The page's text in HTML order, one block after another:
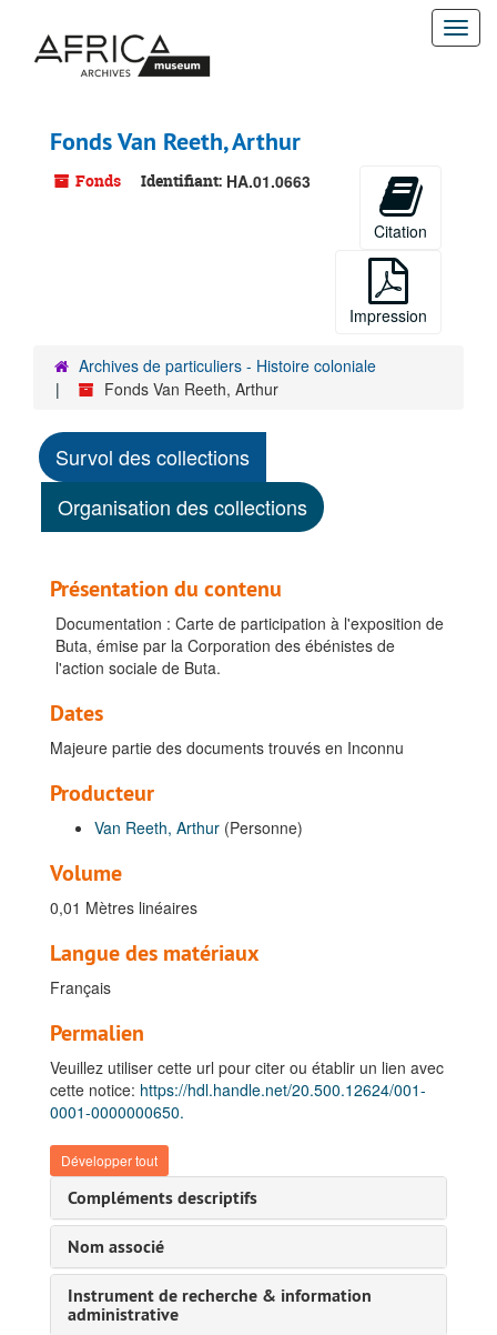
contenu
Fonds Van Reeth, Arthur
Fonds Identifiant: HA.01.0663
Citation
Impression
Archives de particuliers - Histoire coloniale
Fonds Van Reeth, Arthur
Survol des collections
Organisation des collections
Présentation du contenu
Documentation : Carte de participation à l'exposition de
Buta, émise par la Corporation des ébénistes de
l'action sociale de Buta.
Dates
Majeure partie des documents trouvés en Inconnu
Producteur
Van Reeth, Arthur (Personne)
Volume
0,01 Mètres linéaires
Langue des matériaux
Français
Permalien
Veuillez utiliser cette url pour citer ou établir un lien avec
cette notice: https://hdl.handle.net/20.500.12624/001-
0001-0000000650.
Développer tout
Compléments descriptifs
Nom associé
Instrument de recherche & information
administrative